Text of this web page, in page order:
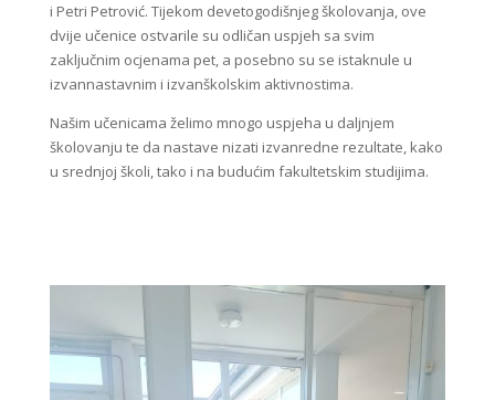
i Petri Petrović. Tijekom devetogodišnjeg školovanja, ove
dvije učenice ostvarile su odličan uspjeh sa svim
zaključnim ocjenama pet, a posebno su se istaknule u
izvannastavnim i izvanškolskim aktivnostima.
Našim učenicama želimo mnogo uspjeha u daljnjem
školovanju te da nastave nizati izvanredne rezultate, kako
u srednjoj školi, tako i na budućim fakultetskim studijima.